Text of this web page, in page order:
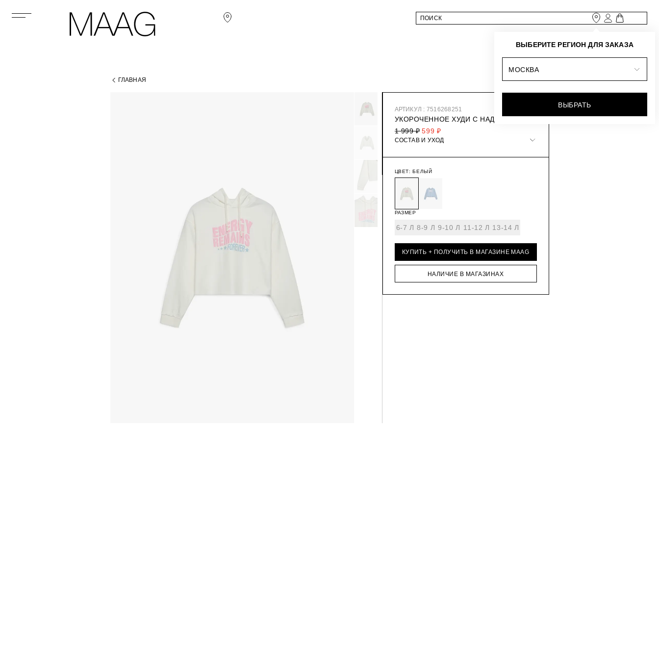
ГЛАВНАЯ
АРТИКУЛ : 7516268251
УКОРОЧЕННОЕ ХУДИ С НАДПИСЬЮ
599 ₽
1 999 ₽
СОСТАВ И УХОД
ЦВЕТ: БЕЛЫЙ
РАЗМЕР
6-7 Л 8-9 Л 9-10 Л 11-12 Л 13-14 Л
КУПИТЬ + ПОЛУЧИТЬ В МАГАЗИНЕ MAAG
НАЛИЧИЕ В МАГАЗИНАХ
ВЫБЕРИТЕ РЕГИОН ДЛЯ ЗАКАЗА
МОСКВА
ВЫБРАТЬ